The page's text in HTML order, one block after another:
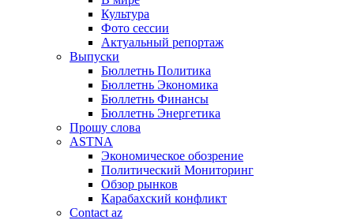
Культура
Фото сессии
Актуальный репортаж
Выпуски
Бюллетнь Политика
Бюллетнь Экономика
Бюллетнь Финансы
Бюллетнь Энергетика
Прошу слова
ASTNA
Экономическое обозрение
Политический Мониторинг
Обзор рынков
Карабахский конфликт
Contact az